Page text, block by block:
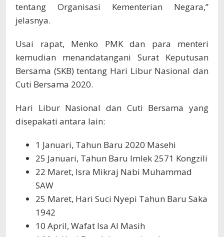
tentang Organisasi Kementerian Negara,”
jelasnya.
Usai rapat, Menko PMK dan para menteri
kemudian menandatangani Surat Keputusan
Bersama (SKB) tentang Hari Libur Nasional dan
Cuti Bersama 2020.
Hari Libur Nasional dan Cuti Bersama yang
disepakati antara lain:
1 Januari, Tahun Baru 2020 Masehi
25 Januari, Tahun Baru Imlek 2571 Kongzili
22 Maret, Isra Mikraj Nabi Muhammad
SAW
25 Maret, Hari Suci Nyepi Tahun Baru Saka
1942
10 April, Wafat Isa Al Masih